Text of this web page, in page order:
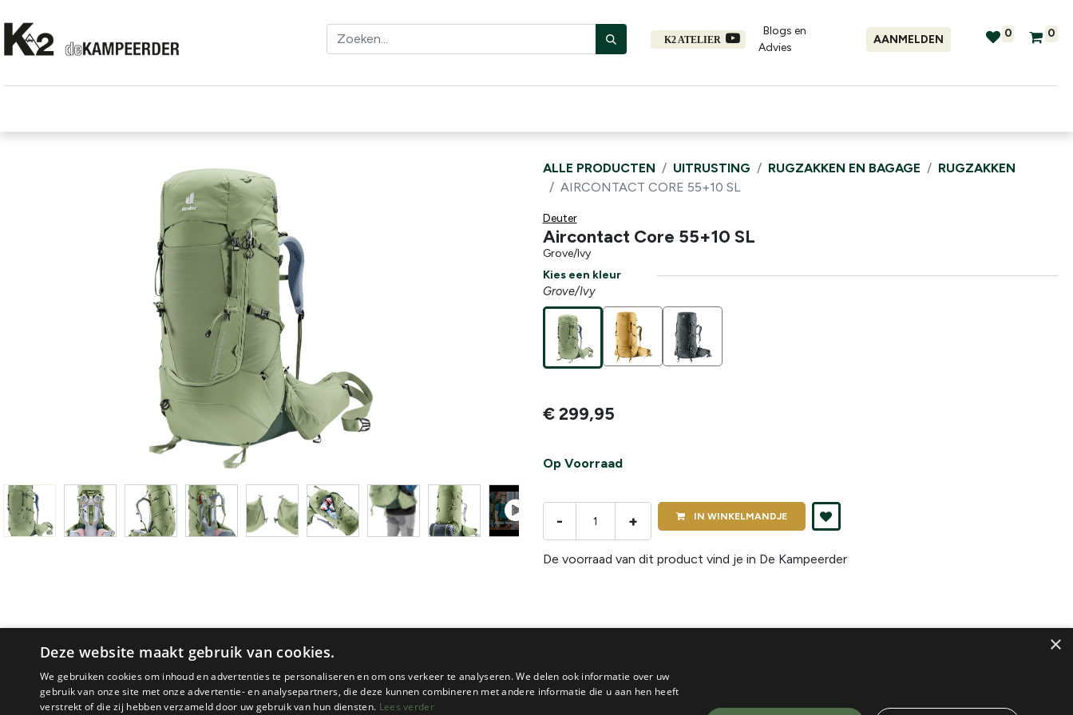
K2 ATELIER
Blogs en
Advies​
AANMELDEN 0 0
ALLE PRODUCTEN UITRUSTING RUGZAKKEN EN BAGAGE
RUGZAKKEN
AIRCONTACT CORE 55+10 SL
Deuter
Aircontact Core 55+10 SL
Grove/Ivy
Kies een kleur
Grove/Ivy
€299,95
Op Voorraad
- + IN WINKELMANDJE
De voorraad van dit product vind je in De Kampeerder
×
Deze website maakt gebruik van cookies.
We gebruiken cookies om inhoud en advertenties te personaliseren en om ons verkeer te analyseren. We delen ook informatie over uw
gebruik van onze site met onze advertentie- en analysepartners, die deze kunnen combineren met andere informatie die u aan hen heeft
verstrekt of die zij hebben verzameld door uw gebruik van hun diensten. Lees verder